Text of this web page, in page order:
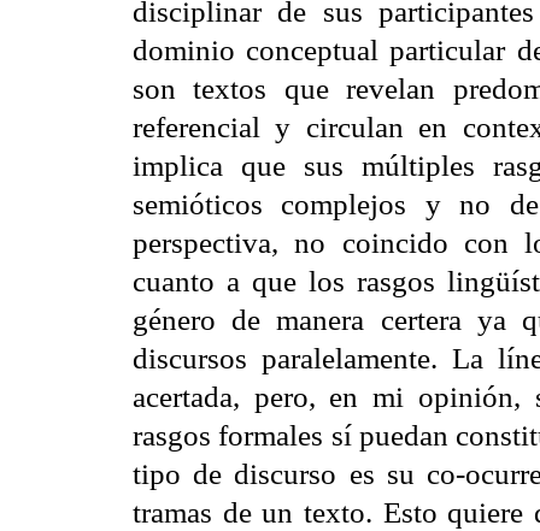
disciplinar de sus
dominio conceptual particular
son textos que revelan
referencial y circulan en
implica que sus múltiples
semióticos complejos y no
perspectiva, no coincido con
cuanto a que los rasgos
género de manera certera ya
discursos paralelamente. La
acertada, pero, en mi
rasgos formales sí puedan
tipo de discurso es su co-
tramas de un texto. Esto